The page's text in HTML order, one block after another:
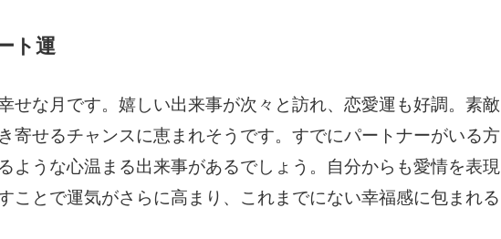
ト運
せな月です。嬉しい出来事が次々と訪れ、恋愛運も好調。素敵
寄せるチャンスに恵まれそうです。すでにパートナーがいる方
ような心温まる出来事があるでしょう。自分からも愛情を表現
ことで運気がさらに高まり、これまでにない幸福感に包まれる